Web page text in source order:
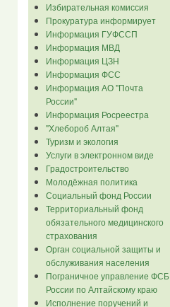
Избирательная комиссия
Прокуратура информирует
Информация ГУФССП
Информация МВД
Информация ЦЗН
Информация ФСС
Информация АО "Почта
России"
Информация Росреестра
"Хлебороб Алтая"
Туризм и экология
Услуги в электронном виде
Градостроительство
Молодёжная политика
Социальный фонд России
Территориальный фонд
обязательного медицинского
страхования
Орган социальной защиты и
обслуживания населения
Пограничное управление ФСБ
России по Алтайскому краю
Исполнение поручений и